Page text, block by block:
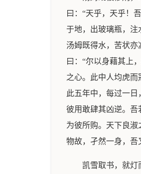
曰：“天乎，天乎！
于地，出玻璃瓶，注
汤姆既得水，苦状亦
曰：“尔以身藉其上
之心。此中人均虎而
此五年中，每过一
彼用敢肆其凶逆。吾
为彼所购。天下良
物故，孑然一身，吾
凯雪取书，就灯